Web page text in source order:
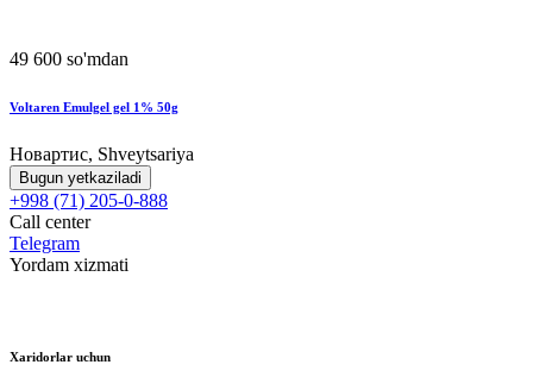
49 600 so'mdan
Voltaren Emulgel gel 1% 50g
Новартис, Shveytsariya
Bugun yetkaziladi
+998 (71) 205-0-888
Call center
Telegram
Yordam xizmati
Xaridorlar uchun